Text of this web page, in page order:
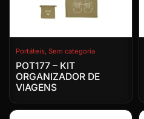
Portáteis, Sem categoria
POT177 – KIT
ORGANIZADOR DE
VIAGENS